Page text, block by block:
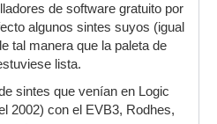
de software gratuito por
algunos sintes suyos (igual
tal manera que la paleta de
lista.
sintes que venían en Logic
2002) con el EVB3, Rodhes,